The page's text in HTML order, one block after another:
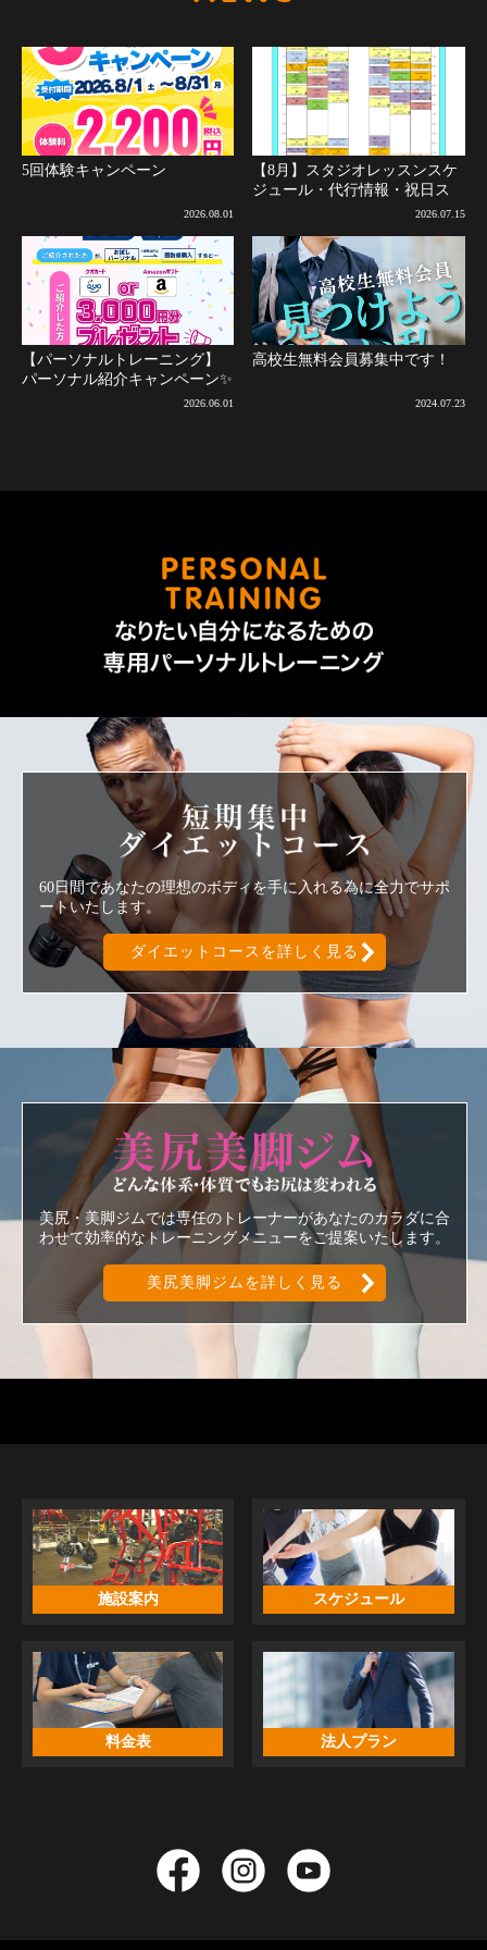
5回体験キャンペーン
2026.08.01
【8月】スタジオレッスンスケ
ジュール・代行情報・祝日ス
ケジュールについて(8月2日更
2026.07.15
【パーソナルトレーニング】
パーソナル紹介キャンペーン✨
2026.06.01
高校生無料会員募集中です！
2024.07.23
短期集中ダ
60日間であなたの理想のボディを手に入れる為に全力でサポ
ートいたします。
ダイエットコースを詳しく見る
美尻美脚ジ
美尻・美脚ジムでは専任のトレーナーがあなたのカラダに合
わせて効率的なトレーニングメニューをご提案いたします。
美尻美脚ジムを詳しく見る
施設案内 スケジュール
料金表 法人プラン